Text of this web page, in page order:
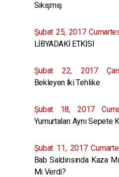
Sıkışmış
Şubat 25, 2017
LİBYADAKİ ETKİSİ
Şubat 22, 2017
Bekleyen İki Tehlike
Şubat 18, 2017
Yumurtaları Aynı Sepete
Şubat 11, 2017
Bab Saldırısında Kaza
Mı Verdi?